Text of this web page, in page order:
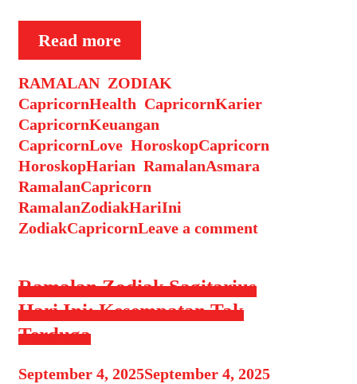
Read moreRamalan
Zodiak
Capricorn
Hari
Ini:
Saatnya
Menata
Rencana
Categories
RAMALAN, ZODIAK
CapricornHealth CapricornKarier,
CapricornKeuangan
CapricornLove HoroskopCapricorn
HoroskopHarian RamalanAsmara
RamalanCapricorn
RamalanZodiakHariIni
ZodiakCapricornLeave a comment
Ramalan Zodiak Sagitarius
Hari Ini: Kesempatan Tak
Terduga
September 4, 2025September 4, 2025